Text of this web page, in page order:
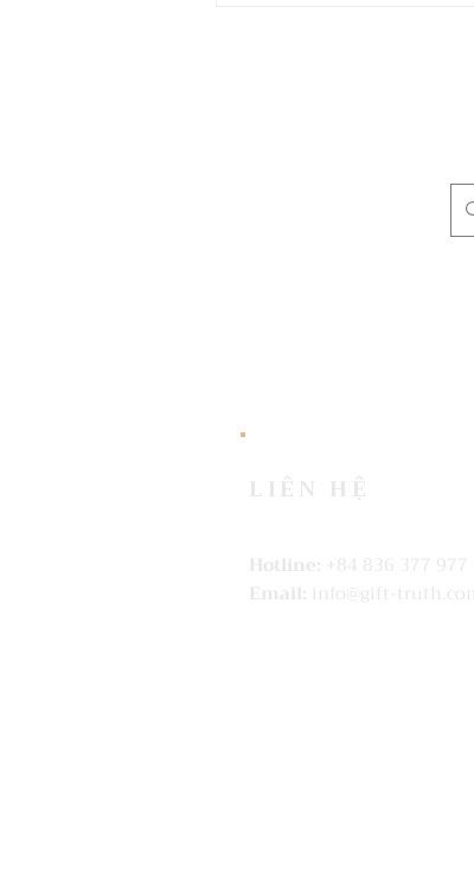
LIÊN HỆ
Hotline: +84 836 377 977
Email: info@gift-truth.com